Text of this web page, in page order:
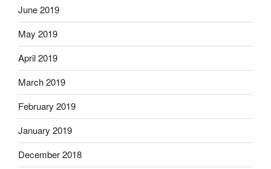
June 2019
May 2019
April 2019
March 2019
February 2019
January 2019
December 2018